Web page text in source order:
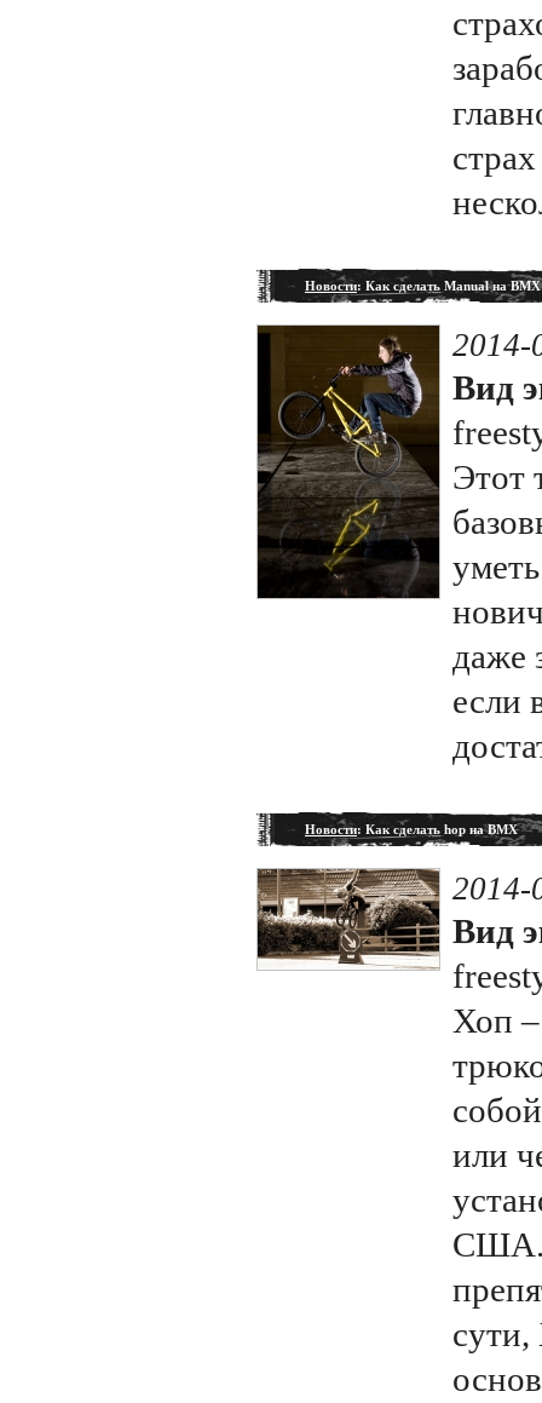
Новости: Как сделать Manual на BMX
2014-
Вид
Этот
даже
если
Новости: Как сделать hop на BMX
2014-
Вид
Хоп –
или
США.
сути,